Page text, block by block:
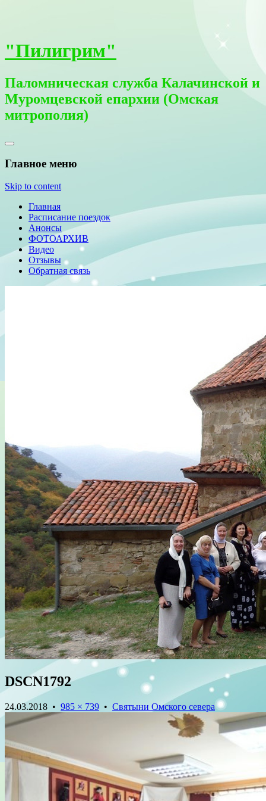
"Пилигрим"
Паломническая служба Калачинской и
Муромцевской епархии (Омская
митрополия)
Главное меню
Skip to content
Главная
Расписание поездок
Анонсы
ФОТОАРХИВ
Видео
Отзывы
Обратная связь
DSCN1792
24.03.2018 • 985 × 739 • Святыни Омского севера